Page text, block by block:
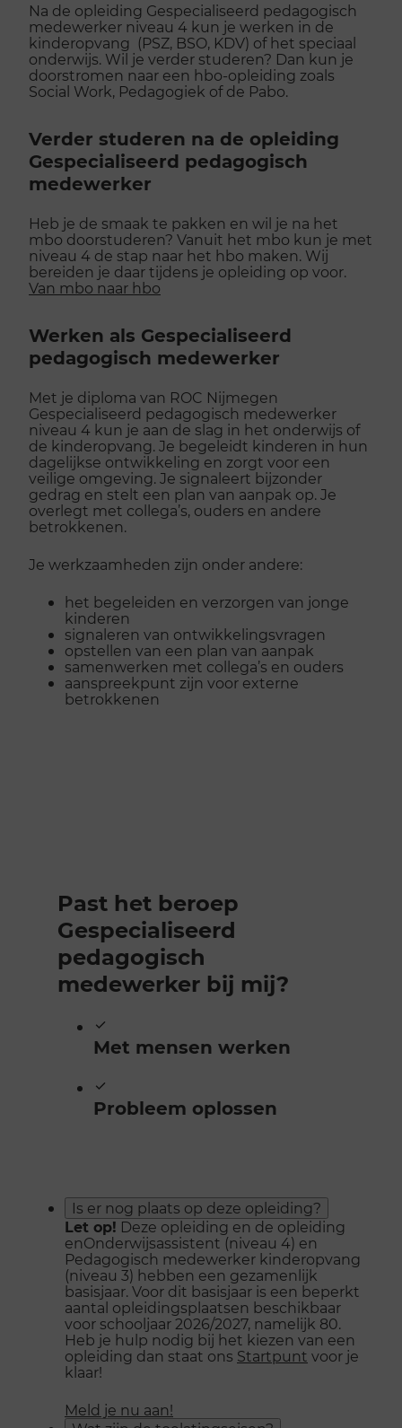
Na de opleiding Gespecialiseerd pedagogisch
medewerker niveau 4 kun je werken in de
kinderopvang (PSZ, BSO, KDV) of het speciaal
onderwijs. Wil je verder studeren? Dan kun je
doorstromen naar een hbo-opleiding zoals
Social Work, Pedagogiek of de Pabo.
Verder studeren na de opleiding
Gespecialiseerd pedagogisch
medewerker
Heb je de smaak te pakken en wil je na het
mbo doorstuderen? Vanuit het mbo kun je met
niveau 4 de stap naar het hbo maken. Wij
bereiden je daar tijdens je opleiding op voor.
Van mbo naar hbo
Werken als Gespecialiseerd
pedagogisch medewerker
Met je diploma van ROC Nijmegen
Gespecialiseerd pedagogisch medewerker
niveau 4 kun je aan de slag in het onderwijs of
de kinderopvang. Je begeleidt kinderen in hun
dagelijkse ontwikkeling en zorgt voor een
veilige omgeving. Je signaleert bijzonder
gedrag en stelt een plan van aanpak op. Je
overlegt met collega’s, ouders en andere
betrokkenen.
Je werkzaamheden zijn onder andere:
het begeleiden en verzorgen van jonge
kinderen
signaleren van ontwikkelingsvragen
opstellen van een plan van aanpak
samenwerken met collega’s en ouders
aanspreekpunt zijn voor externe
betrokkenen
Past het beroep
Gespecialiseerd
pedagogisch
medewerker bij mij?
Met mensen werken
Probleem oplossen
Is er nog plaats op deze opleiding?
Let op! Deze opleiding en de opleiding
enOnderwijsassistent (niveau 4) en
Pedagogisch medewerker kinderopvang
(niveau 3) hebben een gezamenlijk
basisjaar. Voor dit basisjaar is een beperkt
aantal opleidingsplaatsen beschikbaar
voor schooljaar 2026/2027, namelijk 80.
Heb je hulp nodig bij het kiezen van een
opleiding dan staat ons Startpunt voor je
klaar!
Meld je nu aan!